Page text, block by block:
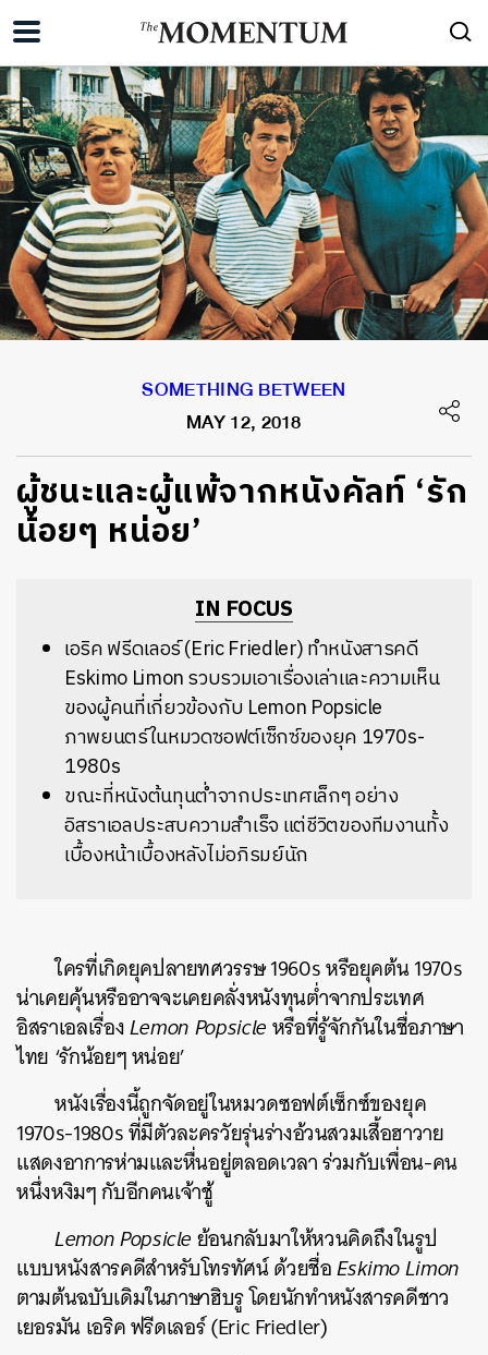
SOMETHING BETWEEN
MAY 12, 2018
ผู้ชนะและผู้แพ้จากหนังคัลท์ ‘รัก
น้อยๆ หน่อย’
IN FOCUS
เอริค ฟรีดเลอร์ (Eric Friedler) ทำหนังสารคดี
Eskimo Limon รวบรวมเอาเรื่องเล่าและความเห็น
ของผู้คนที่เกี่ยวข้องกับ Lemon Popsicle
ภาพยนตร์ในหมวดซอฟต์เซ็กซ์ของยุค 1970s-
1980s
ขณะที่หนังต้นทุนต่ำจากประเทศเล็กๆ อย่าง
อิสราเอลประสบความสำเร็จ แต่ชีวิตของทีมงานทั้ง
เบื้องหน้าเบื้องหลังไม่อภิรมย์นัก
ใครที่เกิดยุคปลายทศวรรษ 1960s หรือยุคต้น 1970s
น่าเคยคุ้นหรืออาจจะเคยคลั่งหนังทุนต่ำจากประเทศ
อิสราเอลเรื่องLemon Popsicleหรือที่รู้จักกันในชื่อภาษา
ไทย ‘รักน้อยๆ หน่อย’
หนังเรื่องนี้ถูกจัดอยู่ในหมวดซอฟต์เซ็กซ์ของยุค
1970s-1980s ที่มีตัวละครวัยรุ่นร่างอ้วนสวมเสื้อฮาวาย
แสดงอาการห่ามและหื่นอยู่ตลอดเวลา ร่วมกับเพื่อน-คน
หนึ่งหงิมๆ กับอีกคนเจ้าชู้
Lemon Popsicleย้อนกลับมาให้หวนคิดถึงในรูป
แบบหนังสารคดีสำหรับโทรทัศน์ ด้วยชื่อEskimo Limon
ตามต้นฉบับเดิมในภาษาฮิบรู โดยนักทำหนังสารคดีชาว
เยอรมัน เอริค ฟรีดเลอร์ (Eric Friedler)